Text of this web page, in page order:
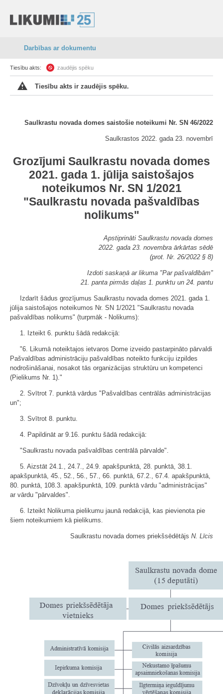
Darbības ar dokumentu
Tiesību akts: zaudējis spēku
Tiesību akts ir zaudējis spēku.
Saulkrastu novada domes saistošie noteikumi Nr. SN 46/2022
Saulkrastos 2022. gada 23. novembrī
Grozījumi Saulkrastu novada domes
2021. gada 1. jūlija saistošajos
noteikumos Nr. SN 1/2021
"Saulkrastu novada pašvaldības
nolikums"
Apstiprināti Saulkrastu novada domes
2022. gada 23. novembra ārkārtas sēdē
(prot. Nr. 26/2022 § 8)
Izdoti saskaņā ar likuma "Par pašvaldībām"
21. panta pirmās daļas 1. punktu un 24. pantu
Izdarīt šādus grozījumus Saulkrastu novada domes 2021. gada 1.
jūlija saistošajos noteikumos Nr. SN 1/2021 "Saulkrastu novada
pašvaldības nolikums" (turpmāk - Nolikums):
1. Izteikt 6. punktu šādā redakcijā:
"6. Likumā noteiktajos ietvaros Dome izveido pastarpināto pārvaldi
Pašvaldības administrāciju pašvaldības noteikto funkciju izpildes
nodrošināšanai, nosakot tās organizācijas struktūru un kompetenci
(Pielikums Nr. 1)."
2. Svītrot 7. punktā vārdus "Pašvaldības centrālās administrācijas
un";
3. Svītrot 8. punktu.
4. Papildināt ar 9.16. punktu šādā redakcijā:
"Saulkrastu novada pašvaldības centrālā pārvalde".
5. Aizstāt 24.1., 24.7., 24.9. apakšpunktā, 28. punktā, 38.1.
apakšpunktā, 45., 52., 56., 57., 66. punktā, 67.2., 67.4. apakšpunktā,
80. punktā, 108.3. apakšpunktā, 109. punktā vārdu "administrācijas"
ar vārdu "pārvaldes".
6. Izteikt Nolikuma pielikumu jaunā redakcijā, kas pievienota pie
šiem noteikumiem kā pielikums.
Saulkrastu novada domes priekšsēdētājs N. Līcis